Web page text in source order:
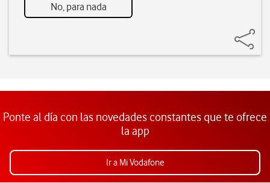
No, para nada
Ponte al día con las novedades constantes que te ofrece
la app
Ir a Mi Vodafone